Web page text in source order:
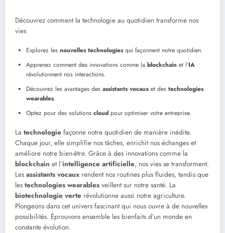
Découvrez comment la technologie au quotidien transforme nos
vies
Explorez les nouvelles technologiesqui façonnent notre quotidien.
Apprenez comment des innovations comme la blockchain et l’IA
révolutionnent nos interactions.
Découvrez les avantages des assistants vocaux et des technologies
wearables.
Optez pour des solutions cloud pour optimiser votre entreprise.
La technologie façonne notre quotidien de manière inédite.
Chaque jour, elle simplifie nos tâches, enrichit nos échanges et
améliore notre bien-être. Grâce à des innovations comme la
blockchain et l’intelligence artificielle, nos vies se transforment.
Les assistants vocaux rendent nos routines plus fluides, tandis que
les technologies wearables veillent sur notre santé. La
biotechnologie verte révolutionne aussi notre agriculture.
Plongeons dans cet univers fascinant qui nous ouvre à de nouvelles
possibilités. Éprouvons ensemble les bienfaits d’un monde en
constante évolution.